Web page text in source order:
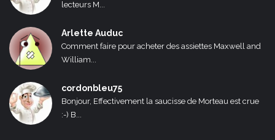
lecteurs M...
Arlette Auduc
Comment faire pour acheter des assiettes Maxwell and
William...
cordonbleu75
Bonjour, Effectivement la saucisse de Morteau est crue
:-) B...